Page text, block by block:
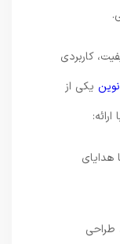
کاربردی
یکی از
هدایای